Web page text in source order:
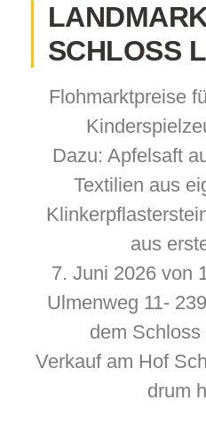
SCHLOSS
Flohmarktpreise
Dazu: Apfelsaft
Textilien aus
aus
7. Juni 2026 von
Ulmenweg 11-
dem
Verkauf am Hof
drum